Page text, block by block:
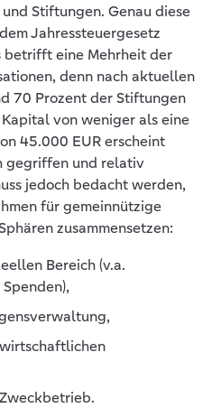
Stiftungen. Genau diese
Jahressteuergesetz
betrifft eine Mehrheit der
denn nach aktuellen
70 Prozent der Stiftungen
von weniger als eine
45.000 EUR erscheint
gegriffen und relativ
jedoch bedacht werden,
für gemeinnützige
zusammensetzen:
Bereich (v.a.